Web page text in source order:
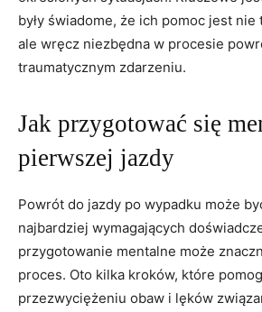
były świadome, że ich pomoc ​jest
ale wręcz niezbędna w procesie
traumatycznym zdarzeniu.
Jak przygotować się
pierwszej jazdy
Powrót do jazdy ‍po wypadku⁤ może
najbardziej wymagających
przygotowanie mentalne może
proces. Oto kilka kroków,‌ które
przezwyciężeniu⁢ obaw ⁤i lęków